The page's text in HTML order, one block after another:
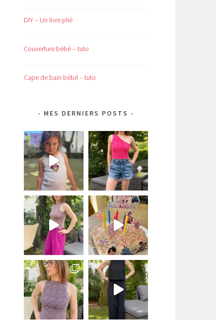
DIY – Un livre plié
Couverture bébé – tuto
Cape de bain bébé – tuto
MES DERNIERS POSTS